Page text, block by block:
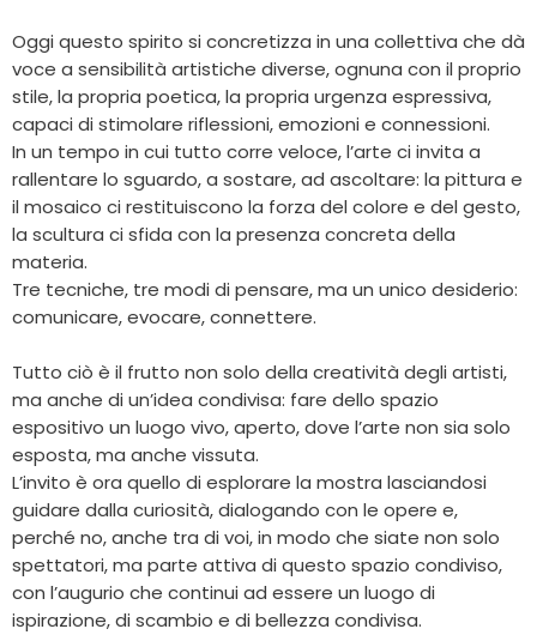
Oggi questo spirito si concretizza in una collettiva che dà
voce a sensibilità artistiche diverse, ognuna con il proprio
stile, la propria poetica, la propria urgenza espressiva,
capaci di stimolare riflessioni, emozioni e connessioni.
In un tempo in cui tutto corre veloce, l’arte ci invita a
rallentare lo sguardo, a sostare, ad ascoltare: la pittura e
il mosaico ci restituiscono la forza del colore e del gesto,
la scultura ci sfida con la presenza concreta della
materia.
Tre tecniche, tre modi di pensare, ma un unico desiderio:
comunicare, evocare, connettere.
Tutto ciò è il frutto non solo della creatività degli artisti,
ma anche di un’idea condivisa: fare dello spazio
espositivo un luogo vivo, aperto, dove l’arte non sia solo
esposta, ma anche vissuta.
L’invito è ora quello di esplorare la mostra lasciandosi
guidare dalla curiosità, dialogando con le opere e,
perché no, anche tra di voi, in modo che siate non solo
spettatori, ma parte attiva di questo spazio condiviso,
con l’augurio che continui ad essere un luogo di
ispirazione, di scambio e di bellezza condivisa.